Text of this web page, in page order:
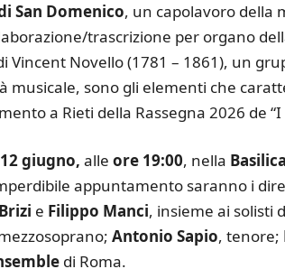
San Domenico, un capolavoro della
trascrizione per organo
Vincent Novello (1781 – 1861), un
musicale, sono gli elementi che
a Rieti della Rassegna 2026 de
giugno, alle ore 19:00, nella
appuntamento saranno i
e Filippo Manci, insieme ai solisti
Antonio Sapio, tenore;
di Roma.